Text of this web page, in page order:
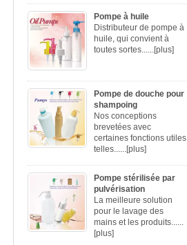
Pompe à huile
Distributeur de pompe à
huile, qui convient à
toutes sortes......[plus]
Pompe de douche pour
shampoing
Nos conceptions
brevetées avec
certaines fonctions utiles
telles......[plus]
Pompe stérilisée par
pulvérisation
La meilleure solution
pour le lavage des
mains et les produits......
[plus]